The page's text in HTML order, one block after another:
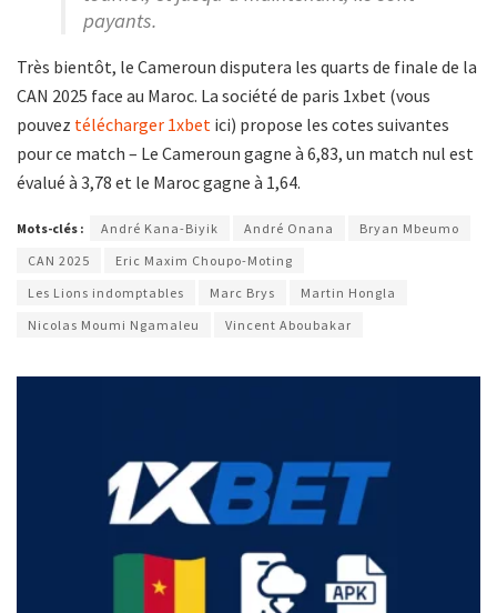
payants.
Très bientôt, le Cameroun disputera les quarts de finale de la
CAN 2025 face au Maroc. La société de paris 1xbet (vous
pouvez télécharger 1xbet ici) propose les cotes suivantes
pour ce match – Le Cameroun gagne à 6,83, un match nul est
évalué à 3,78 et le Maroc gagne à 1,64.
Mots-clés : André Kana-Biyik André Onana
Bryan Mbeumo
CAN 2025
Eric Maxim Choupo-Moting
Les Lions indomptables
Marc Brys
Martin Hongla
Nicolas Moumi Ngamaleu
Vincent Aboubakar